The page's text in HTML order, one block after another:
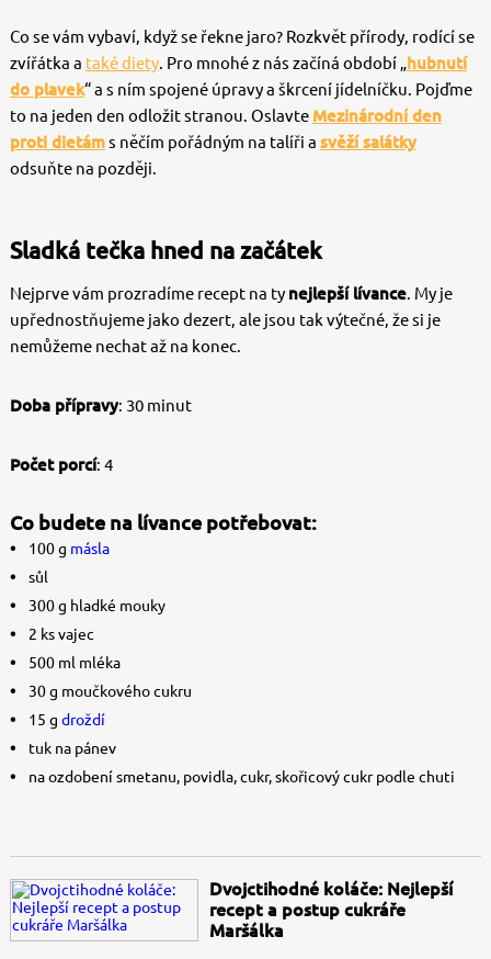
Co se vám vybaví, když se řekne jaro? Rozkvět přírody, rodící se
zvířátka a také diety. Pro mnohé z nás začíná období „hubnutí
do plavek“ a s ním spojené úpravy a škrcení jídelníčku. Pojďme
to na jeden den odložit stranou. Oslavte Mezinárodní den
proti dietáms něčím pořádným na talíři a svěží salátky
odsuňte na později.
Sladká tečka hned na začátek
Nejprve vám prozradíme recept na ty nejlepší lívance. My je
upřednostňujeme jako dezert, ale jsou tak výtečné, že si je
nemůžeme nechat až na konec.
Doba přípravy: 30 minut
Počet porcí: 4
Co budete na lívance potřebovat:
100 g másla
sůl
300 g hladké mouky
2 ks vajec
500 ml mléka
30 g moučkového cukru
15 g droždí
tuk na pánev
na ozdobení smetanu, povidla, cukr, skořicový cukr podle chuti
Dvojctihodné koláče: Nejlepší
recept a postup cukráře
Maršálka